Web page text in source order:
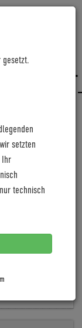
gesetzt.
setzten
Ihr
technisch
concept for
2027 aus
im